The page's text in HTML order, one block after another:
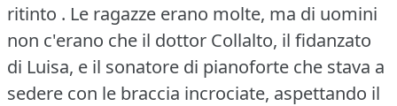
ritinto . Le ragazze erano molte, ma di uomini
non c'erano che il dottor Collalto, il fidanzato
di Luisa, e il sonatore di pianoforte che stava a
sedere con le braccia incrociate, aspettando il